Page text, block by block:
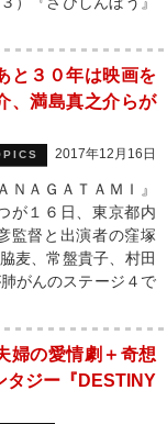
と３０年は映画を
満島真之介らが
2017年12月16日
ＡＧＡＴＡＭＩ』
が１６日、東京都内
監督と出演者の窪塚
麦、常盤貴子、村田
がんのステージ４で
婦の愛情劇＋奇想
タジー『DESTINY